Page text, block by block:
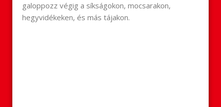
galoppozz végig a síkságokon, mocsarakon,
hegyvidékeken, és más tájakon.